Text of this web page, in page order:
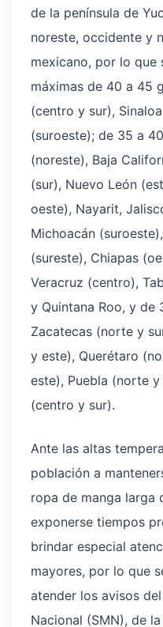
de la península de
noreste, occidente y
mexicano, por lo que
máximas de 40 a 45
(centro y sur),
(suroeste); de 35 a
(noreste), Baja
(sur), Nuevo León
oeste), Nayarit,
Michoacán
(sureste), Chiapas
Veracruz (centro),
y Quintana Roo, y de
Zacatecas (norte y
y este), Querétaro
este), Puebla (norte
(centro y sur).
Ante las altas
población a
ropa de manga larga
exponerse tiempos
brindar especial
mayores, por lo que
atender los avisos
Nacional (SMN), de